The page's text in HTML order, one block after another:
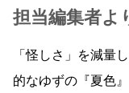
担当編集者よ
「怪しさ」を減量
的なゆずの『夏色